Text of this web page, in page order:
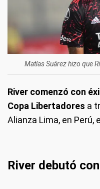
Matías Suárez hizo que
River comenzó con
Copa Libertadores a
Alianza Lima, en Perú,
River debutó